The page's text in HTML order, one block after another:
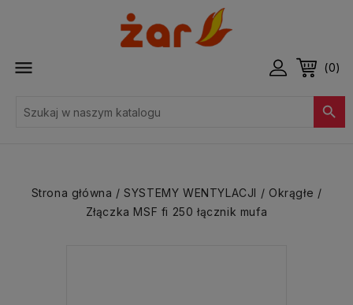
 (0)

Strona główna SYSTEMY WENTYLACJI
Okrągłe
Złączka MSF fi 250 łącznik mufa